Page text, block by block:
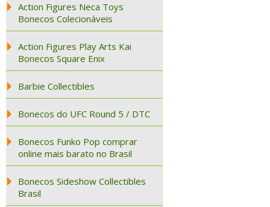
Action Figures Neca Toys
Bonecos Colecionáveis
Action Figures Play Arts Kai
Bonecos Square Enix
Barbie Collectibles
Bonecos do UFC Round 5 / DTC
Bonecos Funko Pop comprar
online mais barato no Brasil
Bonecos Sideshow Collectibles
Brasil